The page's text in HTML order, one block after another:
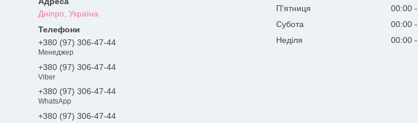
Дніпро, Україна
+380 (97) 306-47-44
Менеджер
+380 (97) 306-47-44
Viber
+380 (97) 306-47-44
WhatsApp
+380 (97) 306-47-44
Пʼятниця
00:00
Субота
00:00
Неділя
00:00